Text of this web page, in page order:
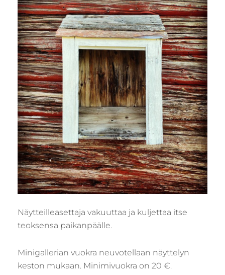
Näytteilleasettaja vakuuttaa ja kuljettaa itse
teoksensa paikanpäälle.
Minigallerian vuokra neuvotellaan näyttelyn
keston mukaan. Minimivuokra on 20 €.